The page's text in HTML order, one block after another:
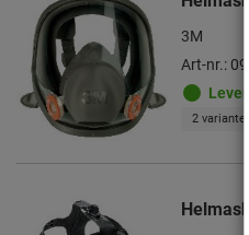
3M
Art-nr.:
2 varianter